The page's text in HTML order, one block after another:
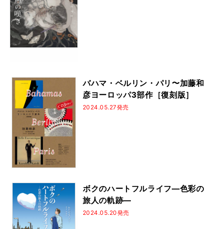
バハマ・ベルリン・パリ〜加藤和
彦ヨーロッパ3部作［復刻版］
2024.05.27発売
ボクのハートフルライフ―色彩の
旅人の軌跡―
2024.05.20発売